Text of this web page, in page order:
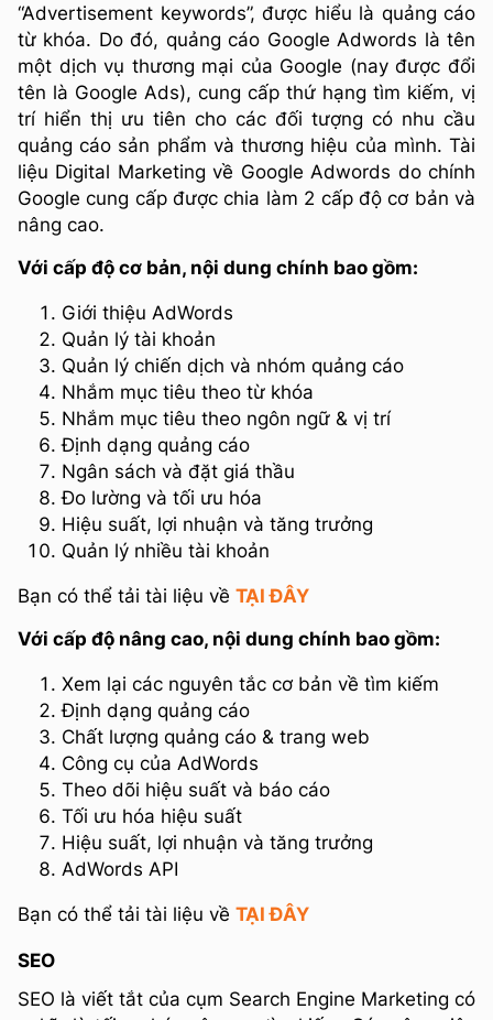
“Advertisement keywords”, được hiểu là quảng cáo
từ khóa. Do đó, quảng cáo Google Adwords là tên
một dịch vụ thương mại của Google (nay được đổi
tên là Google Ads), cung cấp thứ hạng tìm kiếm, vị
trí hiển thị ưu tiên cho các đối tượng có nhu cầu
quảng cáo sản phẩm và thương hiệu của mình. Tài
liệu Digital Marketing về Google Adwords do chính
Google cung cấp được chia làm 2 cấp độ cơ bản và
nâng cao.
Với cấp độ cơ bản, nội dung chính bao gồm:
Giới thiệu AdWords
Quản lý tài khoản
Quản lý chiến dịch và nhóm quảng cáo
Nhắm mục tiêu theo từ khóa
Nhắm mục tiêu theo ngôn ngữ & vị trí
Định dạng quảng cáo
Ngân sách và đặt giá thầu
Đo lường và tối ưu hóa
Hiệu suất, lợi nhuận và tăng trưởng
Quản lý nhiều tài khoản
Bạn có thể tải tài liệu về TẠI ĐÂY
Với cấp độ nâng cao, nội dung chính bao gồm:
Xem lại các nguyên tắc cơ bản về tìm kiếm
Định dạng quảng cáo
Chất lượng quảng cáo & trang web
Công cụ của AdWords
Theo dõi hiệu suất và báo cáo
Tối ưu hóa hiệu suất
Hiệu suất, lợi nhuận và tăng trưởng
AdWords API
Bạn có thể tải tài liệu về TẠI ĐÂY
SEO
SEO là viết tắt của cụm Search Engine Marketing có